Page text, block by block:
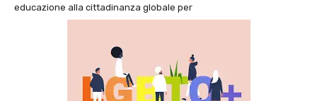
educazione alla cittadinanza globale per